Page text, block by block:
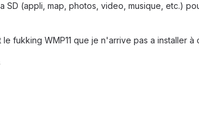
(appli, map, photos, video, musique, etc.)
WMP11 que je n'arrive pas a installer à